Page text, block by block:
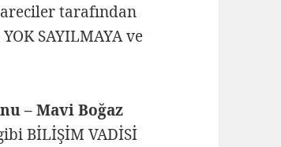
tarafından
SAYILMAYA ve
– Mavi Boğaz
BİLİŞİM VADİSİ